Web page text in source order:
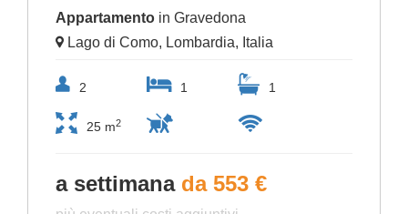
Appartamento in Gravedona
Lago di Como, Lombardia, Italia
2 1 1
25 m2
a settimana da 553 €